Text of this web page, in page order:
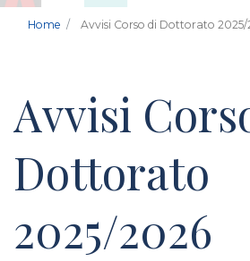
Home Avvisi Corso di Dottorato
Avvisi
Dottorato
2025/2026